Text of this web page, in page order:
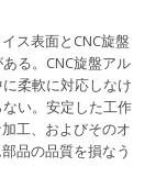
ス表面とCNC旋盤
る。CNC旋盤アル
柔軟に対応しなけ
い。安定した工作
工、およびそのオ
品の品質を損なう